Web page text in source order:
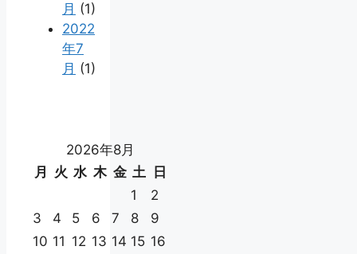
月 (1)
2022
年7
月 (1)
2026年8月
月
火 水 木 金 土
日
1
2
3
4 5 6 7 8
9
10 11 12 13 14 15 16